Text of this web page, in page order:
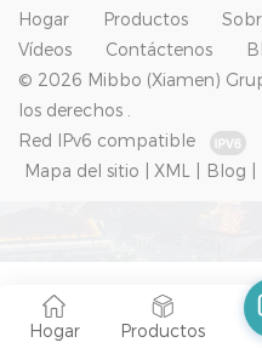
Hogar Productos
Vídeos
Contáctenos
© 2026 Mibbo (Xiamen)
los derechos .
Red IPv6 compatible
Mapa del sitio
XML Blog
Hogar Productos